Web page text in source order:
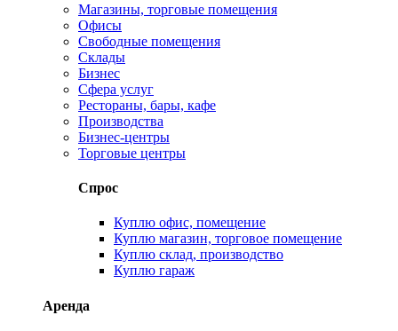
Магазины, торговые помещения
Офисы
Свободные помещения
Склады
Бизнес
Сфера услуг
Рестораны, бары, кафе
Производства
Бизнес-центры
Торговые центры
Спрос
Куплю офис, помещение
Куплю магазин, торговое помещение
Куплю склад, производство
Куплю гараж
Аренда